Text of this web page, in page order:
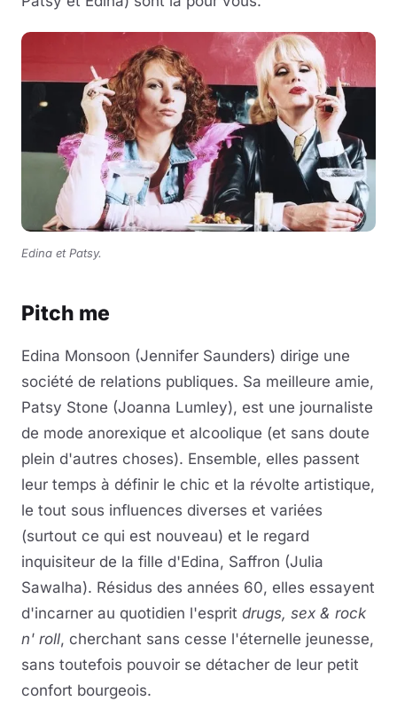
Edina et Patsy.
Pitch me
Edina Monsoon (Jennifer Saunders) dirige une
société de relations publiques. Sa meilleure amie,
Patsy Stone (Joanna Lumley), est une journaliste
de mode anorexique et alcoolique (et sans doute
plein d'autres choses). Ensemble, elles passent
leur temps à définir le chic et la révolte artistique,
le tout sous influences diverses et variées
(surtout ce qui est nouveau) et le regard
inquisiteur de la fille d'Edina, Saffron (Julia
Sawalha). Résidus des années 60, elles essayent
d'incarner au quotidien l'esprit drugs, sex & rock
n' roll, cherchant sans cesse l'éternelle jeunesse,
sans toutefois pouvoir se détacher de leur petit
confort bourgeois.